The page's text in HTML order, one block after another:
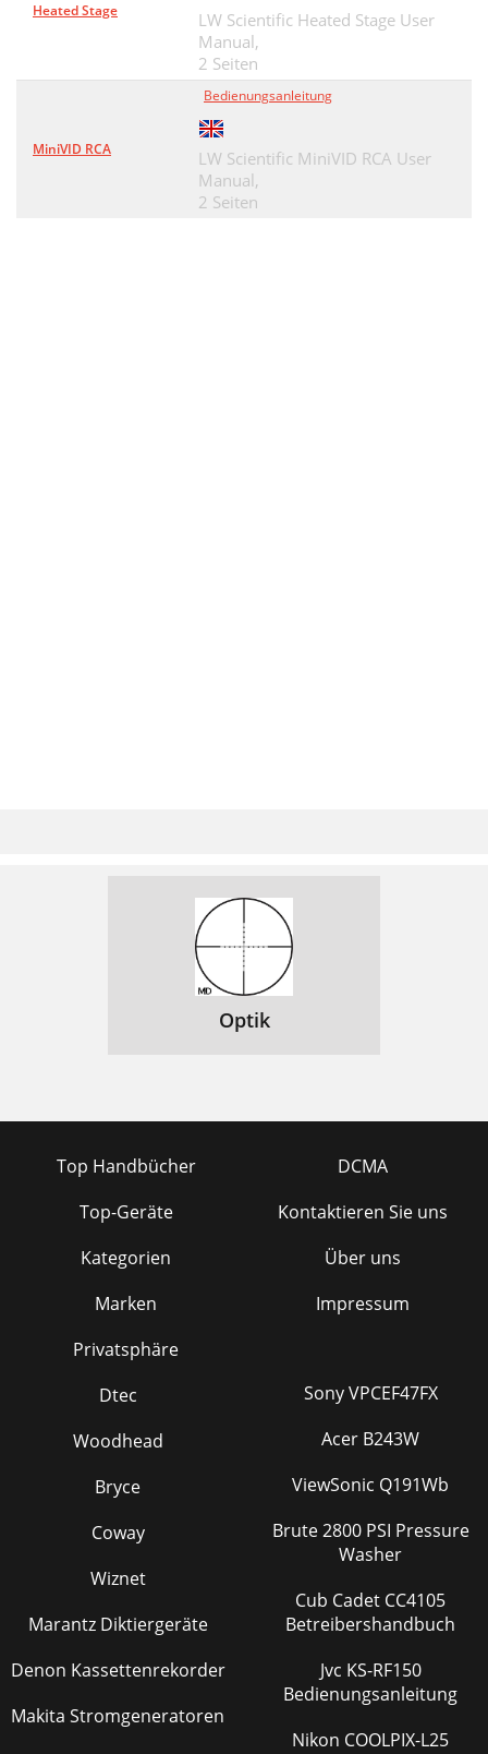
Heated Stage
LW Scientific Heated Stage User
Manual,
2 Seiten
MiniVID RCA
Bedienungsanleitung
LW Scientific MiniVID RCA User
Manual,
2 Seiten
Optik
Top Handbücher
Top-Geräte
Kategorien
Marken
Privatsphäre
DCMA
Kontaktieren Sie uns
Über uns
Impressum
Dtec
Woodhead
Bryce
Coway
Wiznet
Marantz Diktiergeräte
Denon Kassettenrekorder
Makita Stromgeneratoren
Sony VPCEF47FX
Acer B243W
ViewSonic Q191Wb
Brute 2800 PSI Pressure
Washer
Cub Cadet CC4105
Betreibershandbuch
Jvc KS-RF150
Bedienungsanleitung
Nikon COOLPIX-L25